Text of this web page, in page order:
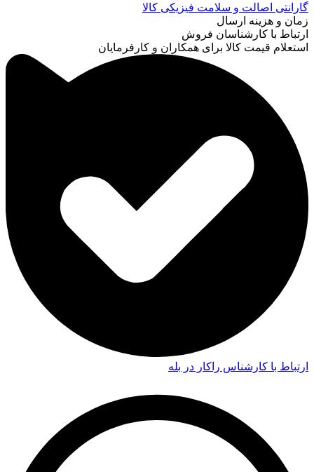
گارانتی اصالت و سلامت فیزیکی کالا
زمان و هزینه ارسال
ارتباط با کارشناسان فروش
استعلام قیمت کالا برای همکاران و کارفرمایان
ارتباط با کارشناس راکار در بله